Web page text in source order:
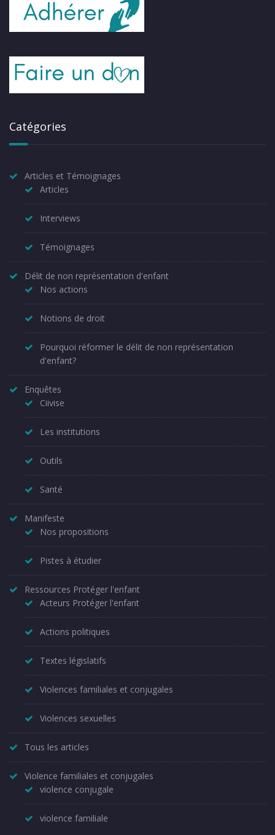
Catégories
Articles et Témoignages
Articles
Interviews
Témoignages
Délit de non représentation d'enfant
Nos actions
Notions de droit
Pourquoi réformer le délit de non représentation
d'enfant?
Enquêtes
Ciivise
Les institutions
Outils
Santé
Manifeste
Nos propositions
Pistes à étudier
Ressources Protéger l'enfant
Acteurs Protéger l'enfant
Actions politiques
Textes législatifs
Violences familiales et conjugales
Violences sexuelles
Tous les articles
Violence familiales et conjugales
violence conjugale
violence familiale